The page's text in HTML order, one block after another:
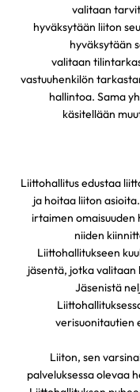
valitaan
hyväksytään liiton
hyväksytään
valitaan
vastuuhenkilön
hallintoa. Sama
käsitellään
Liittohallitus edustaa
ja hoitaa liiton
irtaimen omaisuuden
niiden
Liittohallitukseen
jäsentä, jotka
Jäsenistä
verisuonitautien
Liiton, sen
palveluksessa olevaa